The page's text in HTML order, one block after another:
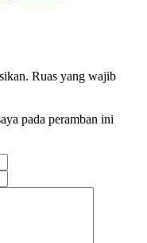
Ruas yang wajib
pada peramban ini